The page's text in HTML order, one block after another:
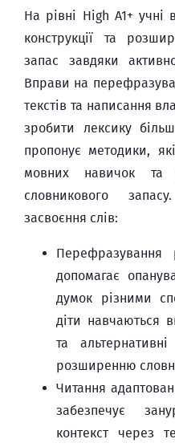
На рівні High A1+ учні
конструкції та
запас завдяки
Вправи на
текстів та написання
зробити лексику
пропонує методики,
мовних навичок та
словникового
засвоєння слів:
Перефразування
допомагає
думок різними
діти навчаються
та
розширенню
Читання
забезпечує
контекст через